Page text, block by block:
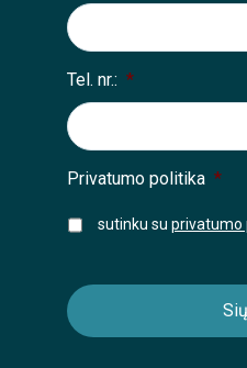
Tel. nr.: *
Privatumo politika *
sutinku su privatumo